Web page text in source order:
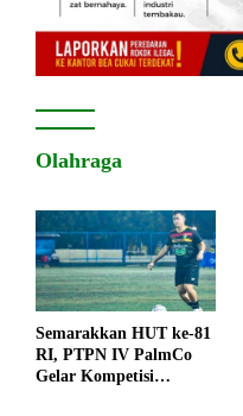
Olahraga
Semarakkan HUT ke-81
RI, PTPN IV PalmCo
Gelar Kompetisi